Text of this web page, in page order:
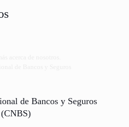
de Bancos y Seguros
(CNBS)